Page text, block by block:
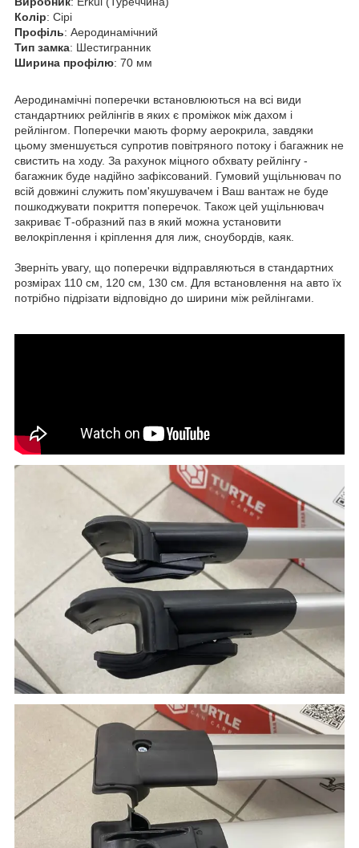
Колір: Сірі
Профіль: Аеродинамічний
Тип замка: Шестигранник
Ширина профілю: 70 мм
Аеродинамічні поперечки встановлюються на всі види
стандартникх рейлінгів в яких є проміжок між дахом і
рейлінгом. Поперечки мають форму аерокрила, завдяки
цьому зменшується супротив повітряного потоку і багажник не
свистить на ходу. За рахунок міцного обхвату рейлінгу -
багажник буде надійно зафіксований. Гумовий ущільнювач по
всій довжині служить пом'якушувачем і Ваш вантаж не буде
пошкоджувати покриття поперечок. Також цей ущільнювач
закриває Т-образний паз в який можна установити
велокріплення і кріплення для лиж, сноубордів, каяк.
Зверніть увагу, що поперечки відправляються в стандартних
розмірах 110 см, 120 см, 130 см. Для встановлення на авто їх
потрібно підрізати відповідно до ширини між рейлінгами.